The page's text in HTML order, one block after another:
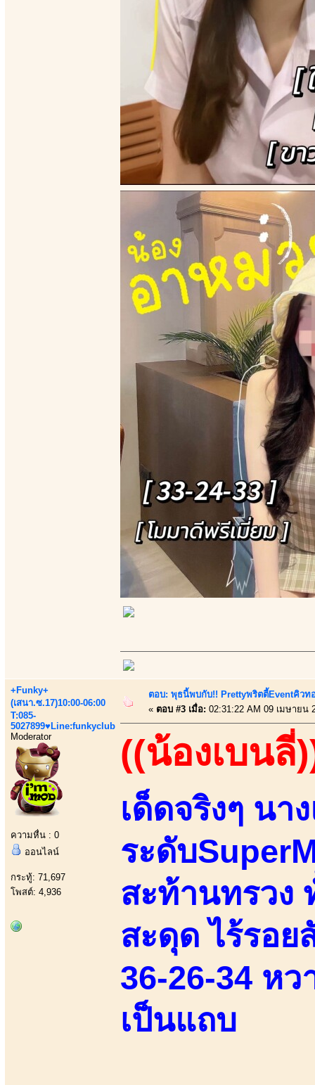
+Funky+
(เสนา.ซ.17)10:00-06:00
T:085-
5027899♥Line:funkyclub
Moderator
ความหื่น : 0
ออนไลน์
กระทู้: 71,697
โพสต์: 4,936
ตอบ: พุธนี้พบกับ!! Prettyพริตตี้Eventคิวท
« ตอบ #3 เมื่อ: 02:31:22 AM 09 เมษายน
((น้องเบนลี่
เด็ดจริงๆ นา
ระดับ
สะท้านทรวง
สะดุด ไร้รอย
36-26-34 ห
เป็นแถบ